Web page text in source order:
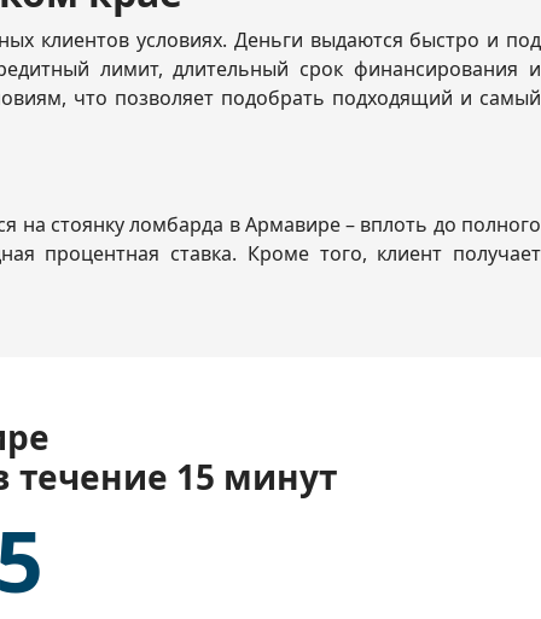
клиентов условиях. Деньги выдаются быстро и под
лимит, длительный срок финансирования и
что позволяет подобрать подходящий и самый
на стоянку ломбарда в Армавире – вплоть до полного
процентная ставка. Кроме того, клиент получает
течение 15 минут